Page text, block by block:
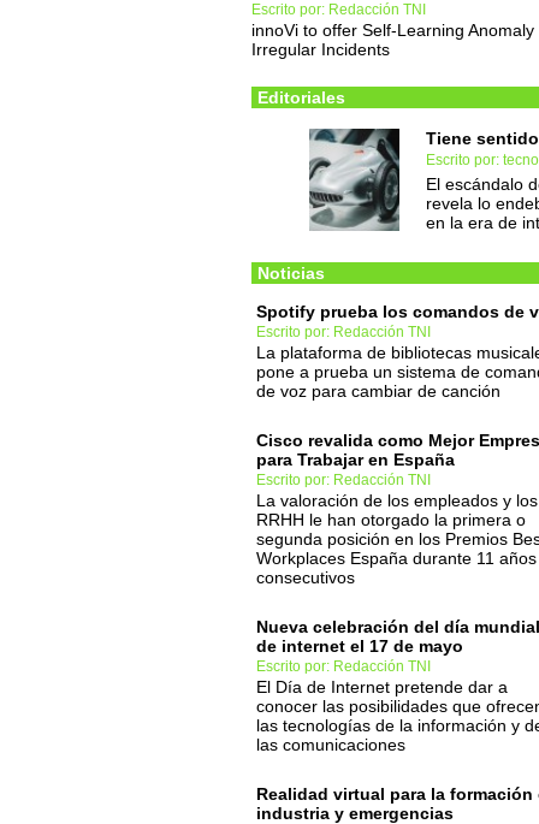
Escrito por: Redacción TNI
innoVi to offer Self-Learning
Irregular Incidents
Editoriales
Tiene
Escrito por:
El escándalo
revela lo
en la era de
Noticias
Spotify prueba los comandos de
Escrito por: Redacción TNI
La plataforma de bibliotecas
pone a prueba un sistema de
de voz para cambiar de canción
Cisco revalida como Mejor
para Trabajar en España
Escrito por: Redacción TNI
La valoración de los empleados y los
RRHH le han otorgado la primera o
segunda posición en los Premios
Workplaces España durante 11 años
consecutivos
Nueva celebración del día mundial
de internet el 17 de mayo
Escrito por: Redacción TNI
El Día de Internet pretende dar a
conocer las posibilidades que
las tecnologías de la información y
las comunicaciones
Realidad virtual para la formación
industria y emergencias